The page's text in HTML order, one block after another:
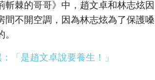
棘的哥哥》中，趙文卓和林志炫因
間不開空調，因為林志炫為了保護嗓
「是趙文卓說要養生！」